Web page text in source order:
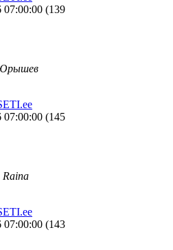
07:00:00 (139
07:00:00 (145
07:00:00 (143